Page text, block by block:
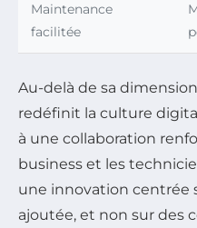
Maintenance
facilitée
Au-delà de sa
redéfinit la culture
à une collaboration
business et les
une innovation centrée
ajoutée, et non sur des